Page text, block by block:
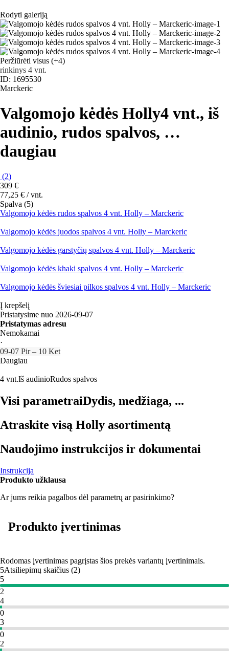
Rodyti galeriją
Peržiūrėti visus (+4)
rinkinys 4 vnt.
ID: 1695530
Marckeric
Valgomojo kėdės Holly4 vnt., iš
audinio, rudos spalvos, …
daugiau
(2)
309 €
77,25 € / vnt.
Spalva (5)
Valgomojo kėdės rudos spalvos 4 vnt. Holly – Marckeric
Valgomojo kėdės juodos spalvos 4 vnt. Holly – Marckeric
Valgomojo kėdės garstyčių spalvos 4 vnt. Holly – Marckeric
Valgomojo kėdės khaki spalvos 4 vnt. Holly – Marckeric
Valgomojo kėdės šviesiai pilkos spalvos 4 vnt. Holly – Marckeric
Į krepšelį
Pristatysime nuo 2026‑09‑07
Pristatymas adresu
Nemokamai
·
09‑07 Pir – 10 Ket
Daugiau
4 vnt.Iš audinioRudos spalvos
Visi parametraiDydis, medžiaga, ...
Atraskite visą Holly asortimentą
Naudojimo instrukcijos ir dokumentai
Instrukcija
Produkto užklausa
Ar jums reikia pagalbos dėl parametrų ar pasirinkimo?
Produkto įvertinimas
Rodomas įvertinimas pagrįstas šios prekės variantų įvertinimais.
5Atsiliepimų skaičius (2)
5
2
4
0
3
0
2